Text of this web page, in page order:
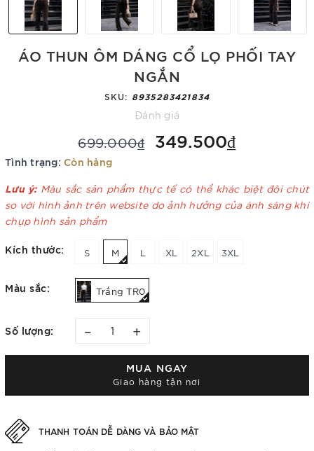
ÁO THUN ÔM DÁNG CỔ LỌ PHỐI TAY
NGẮN
SKU: 8935283421834
Đánh giá
699.000₫ 349.500₫
Tình trạng: Còn hàng
Lưu ý: Màu sắc sản phẩm thực tế có thể khác biệt đôi chút
so với hình ảnh trên website do ảnh hưởng của ánh sáng khi
chụp hình sản phẩm
Kích thước: S M L XL 2XL 3XL
Màu sắc: Trắng TR0
Số lượng: – +
MUA NGAY
Giao hàng tận nơi
THANH TOÁN DỄ DÀNG VÀ BẢO MẬT